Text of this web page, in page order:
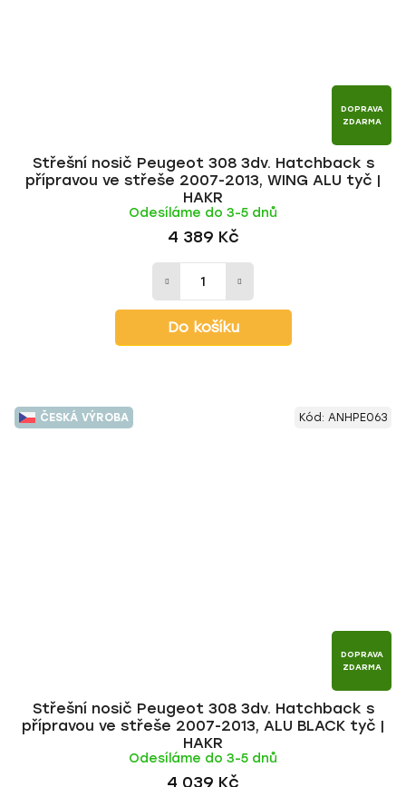
DOPRAVA
ZDARMA
Střešní nosič Peugeot 308 3dv. Hatchback s
přípravou ve střeše 2007-2013, WING ALU tyč |
HAKR
Odesíláme do 3-5 dnů
4 389 Kč
Do košíku
ČESKÁ VÝROBA
DOPRAVA
ZDARMA
Střešní nosič Peugeot 308 3dv. Hatchback s
přípravou ve střeše 2007-2013, ALU BLACK tyč |
HAKR
Odesíláme do 3-5 dnů
4 039 Kč
Kód: ANHPE063